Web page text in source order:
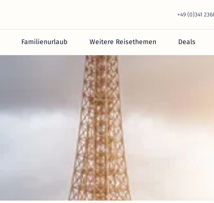
+49 (0)341
Familienurlaub Weitere Reisethemen Deals